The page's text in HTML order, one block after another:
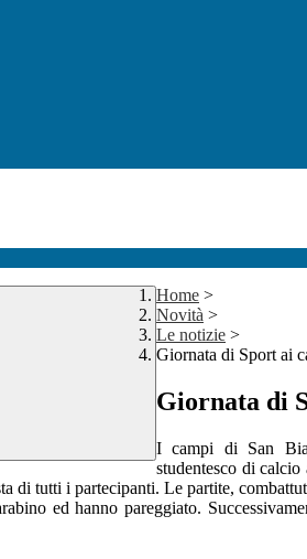
Home >
Novità >
Le notizie >
Giornata di Sport ai
Giornata di
I campi di San
studentesco di
di tutti i partecipanti. Le partite,
ed hanno pareggiato.